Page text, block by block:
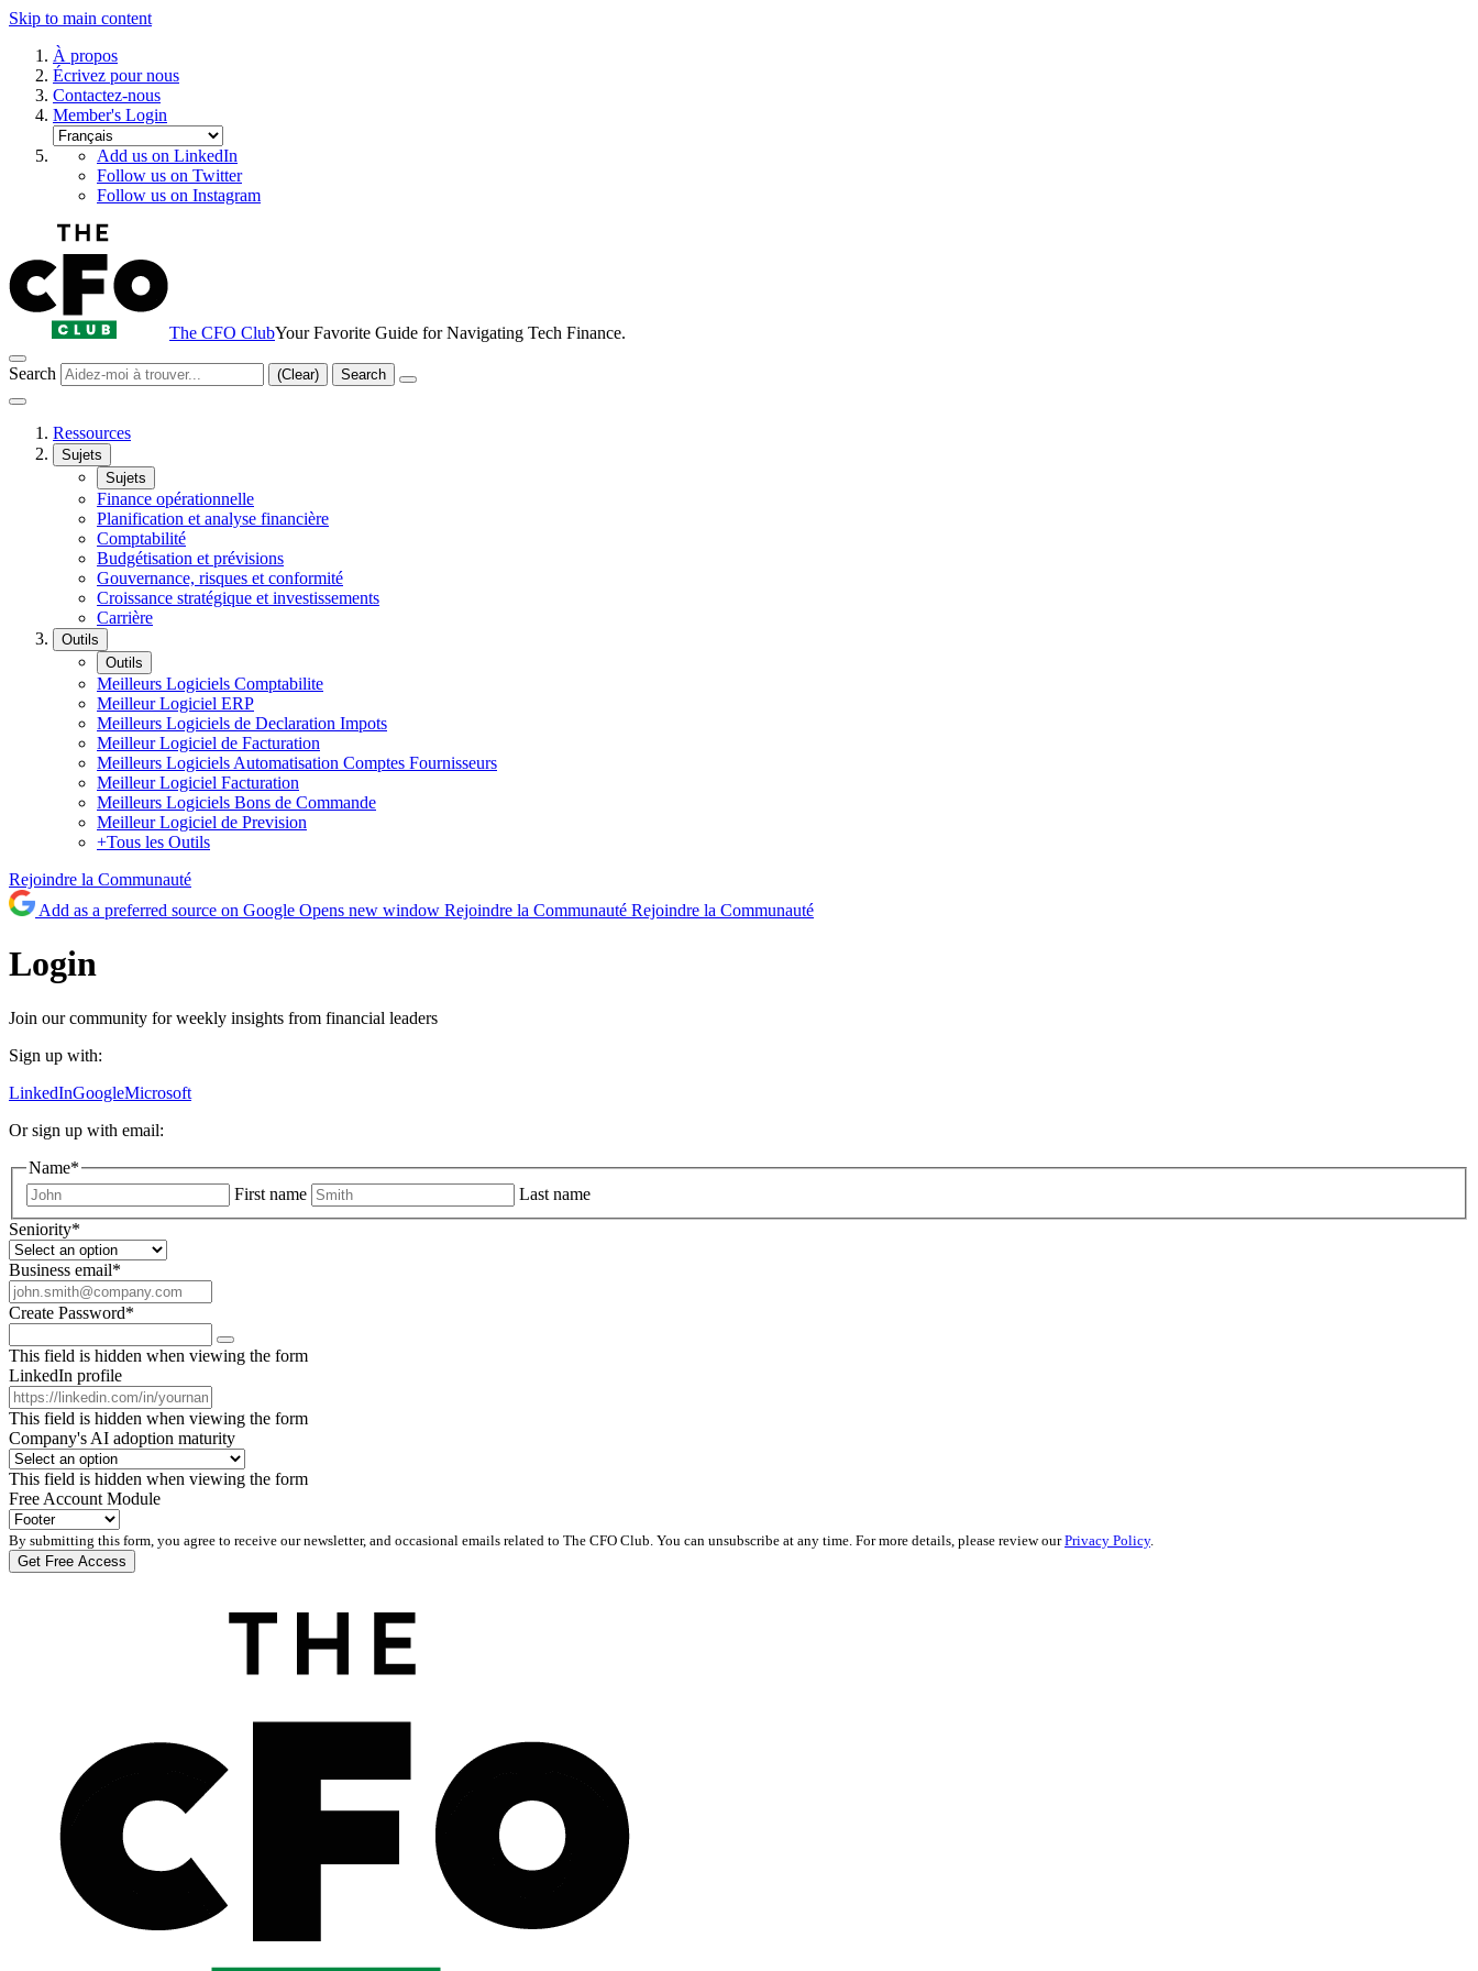
Skip to main content
À propos
Écrivez pour nous
Contactez-nous
Member's Login
Add us on LinkedIn
Follow us on Twitter
Follow us on Instagram
The CFO ClubYour Favorite Guide for Navigating Tech Finance.
Search (Clear) Search
Ressources
Sujets
Sujets
Finance opérationnelle
Planification et analyse financière
Comptabilité
Budgétisation et prévisions
Gouvernance, risques et conformité
Croissance stratégique et investissements
Carrière
Outils
Outils
Meilleurs Logiciels Comptabilite
Meilleur Logiciel ERP
Meilleurs Logiciels de Declaration Impots
Meilleur Logiciel de Facturation
Meilleurs Logiciels Automatisation Comptes Fournisseurs
Meilleur Logiciel Facturation
Meilleurs Logiciels Bons de Commande
Meilleur Logiciel de Prevision
+Tous les Outils
Rejoindre la Communauté
Add as a preferred source on Google Opens new window Rejoindre la Communauté Rejoindre la Communauté
Login
Join our community for weekly insights from financial leaders
Sign up with:
LinkedInGoogleMicrosoft
Or sign up with email:
Name*
First name
Last name
Seniority*
Business email*
Create Password*
This field is hidden when viewing the form
LinkedIn profile
This field is hidden when viewing the form
Company's AI adoption maturity
This field is hidden when viewing the form
Free Account Module
By submitting this form, you agree to receive our newsletter, and occasional emails related to The CFO Club. You can unsubscribe at any time. For more details, please review ourPrivacy Policy.